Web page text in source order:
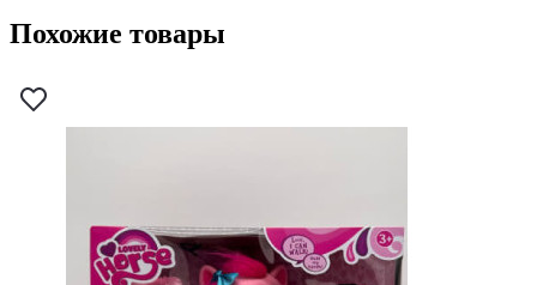
Похожие товары